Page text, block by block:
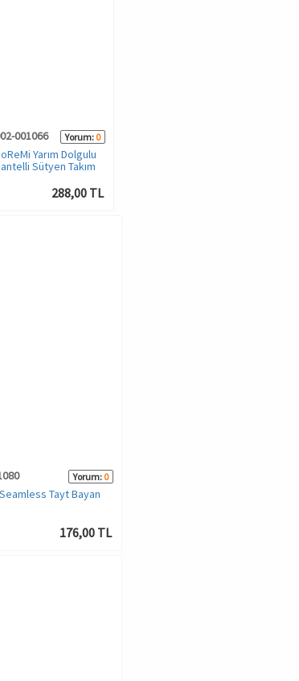
001066 Yorum: 0
Yarım Dolgulu
Sütyen Takım
288,00 TL
Yorum: 0
Tayt Bayan
176,00 TL